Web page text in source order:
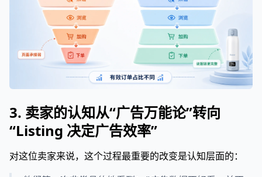
3. 卖家的认知从“广告万能论”转向
“Listing 决定广告效率”
对这位卖家来说，这个过程最重要的改变是认知层面的：